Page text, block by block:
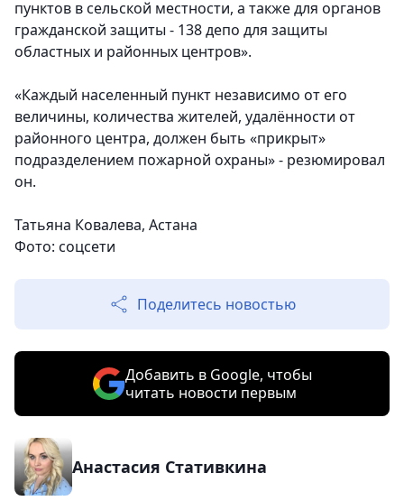
пунктов в сельской местности, а также для органов
гражданской защиты - 138 депо для защиты
областных и районных центров».
«Каждый населенный пункт независимо от его
величины, количества жителей, удалённости от
районного центра, должен быть «прикрыт»
подразделением пожарной охраны» - резюмировал
он.
Татьяна Ковалева, Астана
Фото: соцсети
Поделитесь новостью
Добавить в Google, чтобы
читать новости первым
Анастасия Стативкина